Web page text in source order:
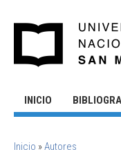
INICIO
SE ENCUENTRA USTED
Inicio »Autores